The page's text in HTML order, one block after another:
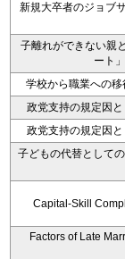
新規大卒者のジョブ
子離れができない親
ート
学校から職業への
政党支持の規定因
政党支持の規定因
子どもの代替として
Capital-Skill
Factors of Late